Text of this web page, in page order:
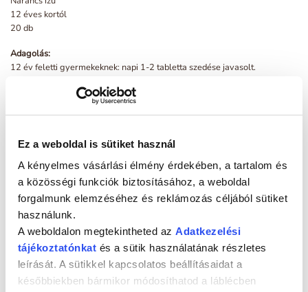
Ez a weboldal is sütiket használ
A kényelmes vásárlási élmény érdekében, a tartalom és
a közösségi funkciók biztosításához, a weboldal
forgalmunk elemzéséhez és reklámozás céljából sütiket
használunk.
A weboldalon megtekintheted azAdatkezelési
tájékoztatónkat és a sütik használatának részletes
leírását. A sütikkel kapcsolatos beállításaidat a
későbbiekben bármikor módosíthatod a láblécben
12 éves kortól
20 db
Adagolás:
12 év feletti gyermekeknek: napi 1-2 tabletta szedése javasolt.
Túlsúly esetén: napi 2-3 tabletta szedése javasolt.
Egy tabletta minimum 100 millió élő
Terápiás felhasználás esetén az adagolásról kérdezd orvosodat! Az
ajánlott napi mennyiséget ne lépd túl.
Összetevők: izomalt, édesítőszer: xylitol, Limosilactobacillus reuteri
L. reuteri
Protectis®), kalcium-sztearát, narancsaroma,
savanyúságot szabályozó: citromsav, D -vitamin (kolekalciferol).
Tehéntejfehérje-mentes – tehéntejfehérje-allergiában szenvedők is
fogyaszthatják
Laktózmentes – laktóz-intoleranciában szenvedők is fogyaszthatják
Szacharózmentes – cukorbetegek is fogyaszthatják